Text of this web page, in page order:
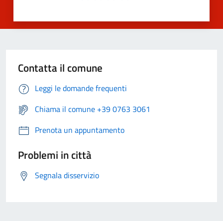
Contatta il comune
Leggi le domande frequenti
Chiama il comune +39 0763 3061
Prenota un appuntamento
Problemi in città
Segnala disservizio